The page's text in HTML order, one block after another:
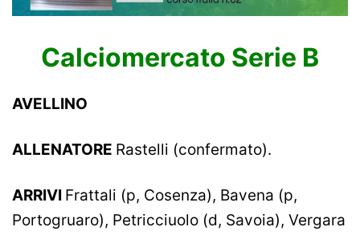
Calciomercato Serie B
AVELLINO
ALLENATORE Rastelli (confermato).
ARRIVI Frattali (p, Cosenza), Bavena (p,
Portogruaro), Petricciuolo (d, Savoia), Vergara